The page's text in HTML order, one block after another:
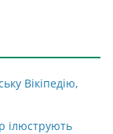
Вікіпедію,
ілюструють